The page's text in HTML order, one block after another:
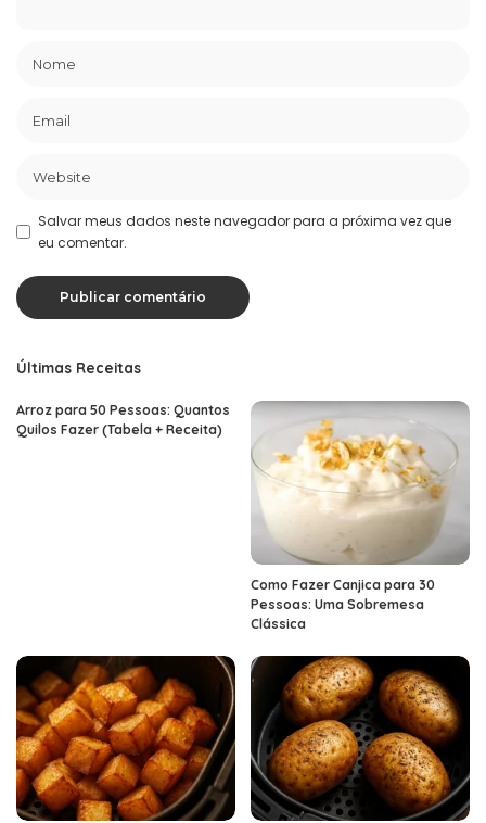
Salvar meus dados neste navegador para a próxima vez que
eu comentar.
Últimas Receitas
Arroz para 50 Pessoas: Quantos
Quilos Fazer (Tabela + Receita)
Como Fazer Canjica para 30
Pessoas: Uma Sobremesa
Clássica